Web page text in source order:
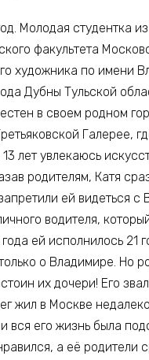
Молодая студентка
факультета
художника по имени
Дубны Тульской
в своем родном
Галерее,
13 лет увлекаюсь
родителям, Катя
ей видеться
водителя,
ей исполнилось 21
о Владимире. Но
их дочери! Его
жил в Москве
вся его жизнь была
а её родители